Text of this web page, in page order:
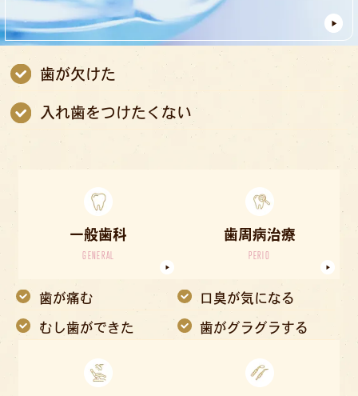
歯が欠けた
入れ歯をつけたくない
一般歯科
GENERAL
歯が痛む
むし歯ができた
歯周病治療
PERIO
口臭が気になる
歯がグラグラする